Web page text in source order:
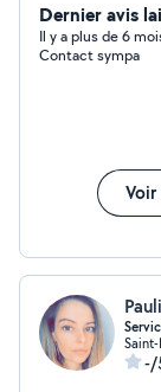
Dernier avis
Il y a plus de 6
Contact sympa
-/